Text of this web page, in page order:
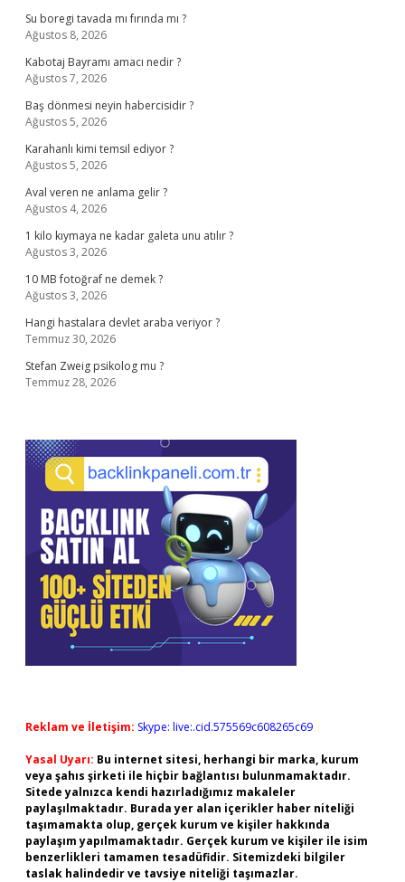
Su boregi tavada mı fırında mı ?
Ağustos 8, 2026
Kabotaj Bayramı amacı nedir ?
Ağustos 7, 2026
Baş dönmesi neyin habercisidir ?
Ağustos 5, 2026
Karahanlı kimi temsil ediyor ?
Ağustos 5, 2026
Aval veren ne anlama gelir ?
Ağustos 4, 2026
1 kilo kıymaya ne kadar galeta unu atılır ?
Ağustos 3, 2026
10 MB fotoğraf ne demek ?
Ağustos 3, 2026
Hangi hastalara devlet araba veriyor ?
Temmuz 30, 2026
Stefan Zweig psikolog mu ?
Temmuz 28, 2026
Reklam ve İletişim: Skype: live:.cid.575569c608265c69
Yasal Uyarı: Bu internet sitesi, herhangi bir marka, kurum
veya şahıs şirketi ile hiçbir bağlantısı bulunmamaktadır.
Sitede yalnızca kendi hazırladığımız makaleler
paylaşılmaktadır. Burada yer alan içerikler haber niteliği
taşımamakta olup, gerçek kurum ve kişiler hakkında
paylaşım yapılmamaktadır. Gerçek kurum ve kişiler ile isim
benzerlikleri tamamen tesadüfidir. Sitemizdeki bilgiler
taslak halindedir ve tavsiye niteliği taşımazlar.